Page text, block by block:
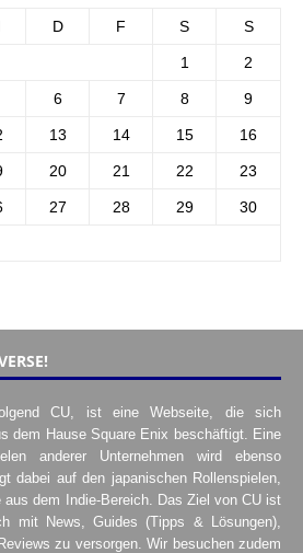
D F S S
1 2
6 7 8 9
13 14 15 16
20 21 22 23
27 28 29 30
CU, ist eine Webseite, die sich
dem Hause Square Enix beschäftigt. Eine
anderer Unternehmen wird ebenso
dabei auf den japanischen Rollenspielen,
dem Indie-Bereich. Das Ziel von CU ist
mit News, Guides (Tipps & Lösungen),
zu versorgen. Wir besuchen zudem